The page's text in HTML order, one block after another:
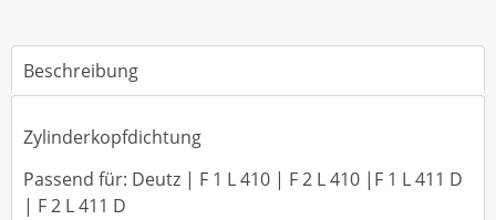
Beschreibung
Zylinderkopfdichtung
Passend für: Deutz | F 1 L 410 | F 2 L 410 |F 1 L 411 D
| F 2 L 411 D